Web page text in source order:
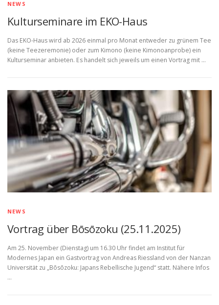
NEWS
Kulturseminare im EKO-Haus
Das EKO-Haus wird ab 2026 einmal pro Monat entweder zu grünem Tee
(keine Teezeremonie) oder zum Kimono (keine Kimonoanprobe) ein
Kulturseminar anbieten. Es handelt sich jeweils um einen Vortrag mit …
NEWS
Vortrag über Bōsōzoku (25.11.2025)
Am 25. November (Dienstag) um 16.30 Uhr findet am Institut für
Modernes Japan ein Gastvortrag von Andreas Riessland von der Nanzan
Universität zu „Bōsōzoku: Japans Rebellische Jugend“ statt. Nähere Infos
…